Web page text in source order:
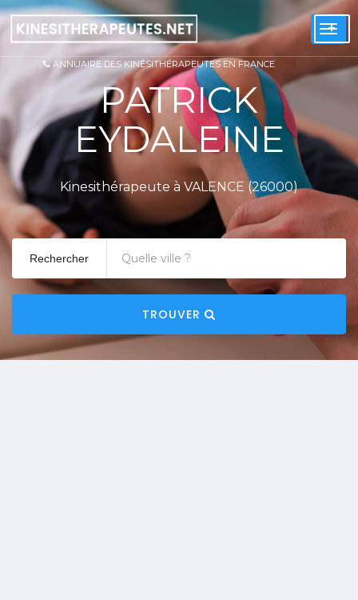
+
ANNUAIRE DES KINÉSITHÉRAPEUTES EN FRANCE
PATRICK
EYDALEINE
Kinesithérapeute à VALENCE (26000)
Rechercher
TROUVER